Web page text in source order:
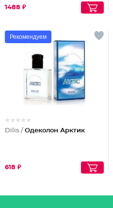
1488 ₽
Рекомендуем
Dilis / Одеколон Арктик
618 ₽